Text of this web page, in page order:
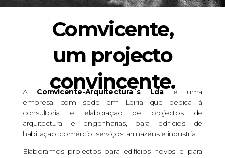
Comvicente,
um projecto
convincente.
A Comvicente-Arquitectura´s Lda é uma
empresa com sede em Leiria que dedica à
consultoria e elaboração de projectos de
arquitectura e engenharias, para edifícios de
habitação, comércio, serviços, armazéns e industria.
Elaboramos projectos para edifícios novos e para